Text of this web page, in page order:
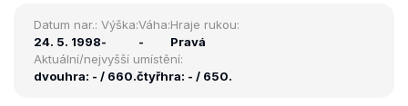
Datum nar.:
24. 5. 1998
Výška:
-
Váha:
-
Hraje rukou:
Pravá
Aktuální/nejvyšší umístění:
dvouhra: - / 660.čtyřhra: - / 650.